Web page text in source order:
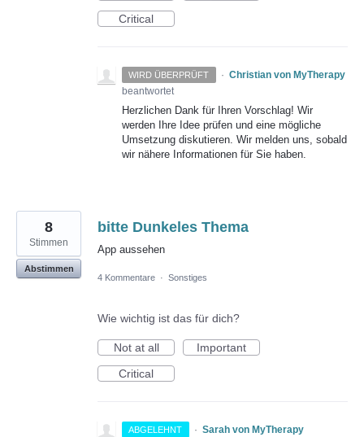
Critical
WIRD ÜBERPRÜFT · Christian von MyTherapy
beantwortet
Herzlichen Dank für Ihren Vorschlag! Wir
werden Ihre Idee prüfen und eine mögliche
Umsetzung diskutieren. Wir melden uns, sobald
wir nähere Informationen für Sie haben.
bitte Dunkeles Thema
App aussehen
8
Stimmen
Abstimmen
4 Kommentare · Sonstiges
Wie wichtig ist das für dich?
Not at all
Important
Critical
ABGELEHNT · Sarah von MyTherapy